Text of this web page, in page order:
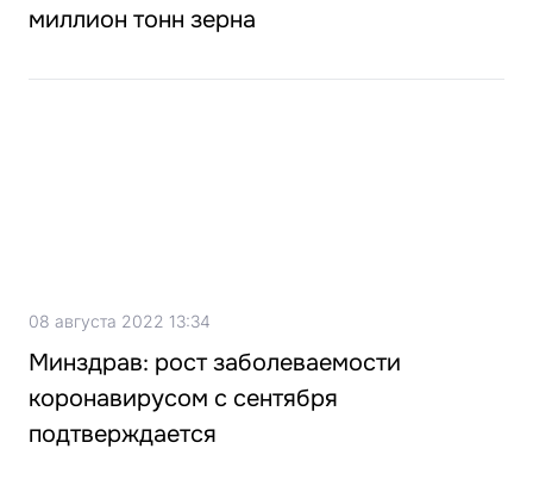
миллион тонн зерна
08 августа 2022 13:34
Минздрав: рост заболеваемости
коронавирусом с сентября
подтверждается